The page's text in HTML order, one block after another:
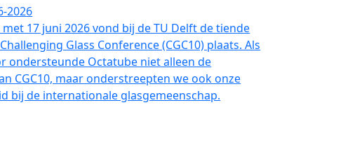
2026
17 juni 2026 vond bij de TU Delft de tiende
Glass Conference (CGC10) plaats. Als
ondersteunde Octatube niet alleen de
CGC10, maar onderstreepten we ook onze
bij de internationale glasgemeenschap.